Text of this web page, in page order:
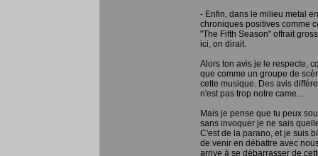
- Enfin, dans le milieu metal
chroniques positives comme
"The Fifth Season" offrait
ici, on dirait.
Alors ton avis je le respecte,
que comme un groupe de
cette musique. Des avis
n'est pas trop notre came…
Mais je pense que tu peux
sans invoquer je ne sais
C'est de la parano, et je suis
de venir en débattre avec
arrive à se débarrasser de